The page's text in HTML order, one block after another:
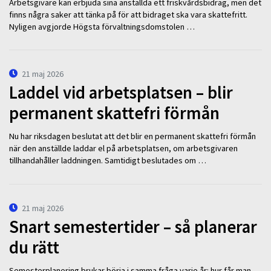
Arbetsgivare kan erbjuda sina anställda ett friskvårdsbidrag, men det
finns några saker att tänka på för att bidraget ska vara skattefritt.
Nyligen avgjorde Högsta förvaltningsdomstolen …
21 maj 2026
Laddel vid arbetsplatsen – blir
permanent skattefri förmån
Nu har riksdagen beslutat att det blir en permanent skattefri förmån
när den anställde laddar el på arbetsplatsen, om arbetsgivaren
tillhandahåller laddningen. Samtidigt beslutades om …
21 maj 2026
Snart semestertider – så planerar
du rätt